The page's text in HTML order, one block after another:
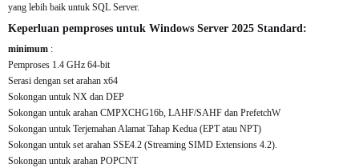
yang lebih baik untuk SQL Server.
Keperluan pemproses untuk Windows Server 2025 Standard:
minimum :
Pemproses 1.4 GHz 64-bit
Serasi dengan set arahan x64
Sokongan untuk NX dan DEP
Sokongan untuk arahan CMPXCHG16b, LAHF/SAHF dan PrefetchW
Sokongan untuk Terjemahan Alamat Tahap Kedua (EPT atau NPT)
Sokongan untuk set arahan SSE4.2 (Streaming SIMD Extensions 4.2).
Sokongan untuk arahan POPCNT